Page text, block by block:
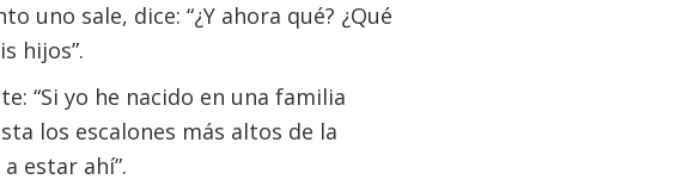
uno sale, dice: “¿Y ahora qué? ¿Qué
hijos”.
“Si yo he nacido en una familia
los escalones más altos de la
estar ahí”.